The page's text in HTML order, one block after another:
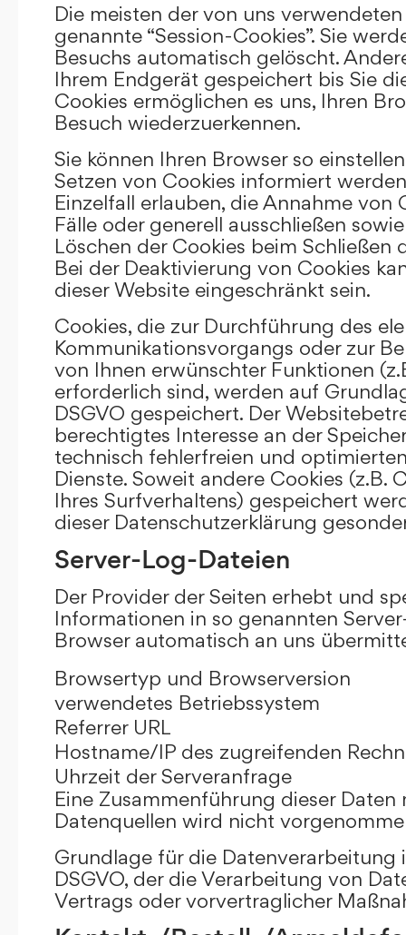
Die meisten der von uns
genannte “Session-Cookies”. Sie
Besuchs automatisch gelöscht.
Ihrem Endgerät gespeichert bis Sie
Cookies ermöglichen es uns, Ihren
Besuch wiederzuerkennen.
Sie können Ihren Browser so
Setzen von Cookies informiert
Einzelfall erlauben, die Annahme von
Fälle oder generell ausschließen
Löschen der Cookies beim Schließen
Bei der Deaktivierung von Cookies
dieser Website eingeschränkt sein.
Cookies, die zur Durchführung des
Kommunikationsvorgangs oder zur
von Ihnen erwünschter Funktionen
erforderlich sind, werden auf
DSGVO gespeichert. Der
berechtigtes Interesse an der
technisch fehlerfreien und
Dienste. Soweit andere Cookies (z.B.
Ihres Surfverhaltens) gespeichert
dieser Datenschutzerklärung
Server-Log-Dateien
Der Provider der Seiten erhebt und
Informationen in so genannten
Browser automatisch an uns
Browsertyp und Browserversion
verwendetes Betriebssystem
Referrer URL
Hostname/IP des zugreifenden
Uhrzeit der Serveranfrage
Eine Zusammenführung dieser Daten
Datenquellen wird nicht
Grundlage für die Datenverarbeitung
DSGVO, der die Verarbeitung von
Vertrags oder vorvertraglicher